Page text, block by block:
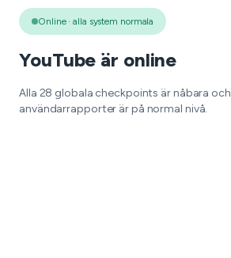
Online · alla system normala
YouTube är online
Alla 28 globala checkpoints är nåbara och
användarrapporter är på normal nivå.